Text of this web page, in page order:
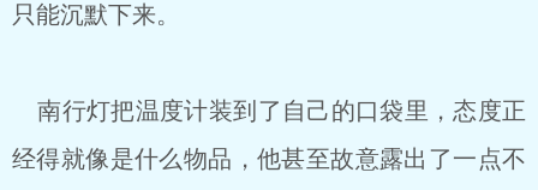
只能沉默下来。
南行灯把温度计装到了自己的口袋里，态度正
经得就像是什么物品，他甚至故意露出了一点不